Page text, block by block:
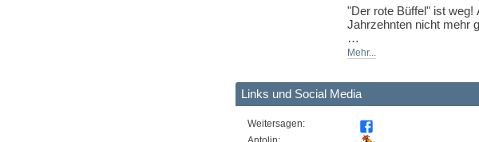
"Der rote Büffel" ist weg!
Jahrzehnten nicht mehr
Sie braucht Hilfe bei
Während ihrer
finden sie heraus?
Quelle: Buchhaus.ch,
Mehr...
Links und Social Media
Weitersagen: